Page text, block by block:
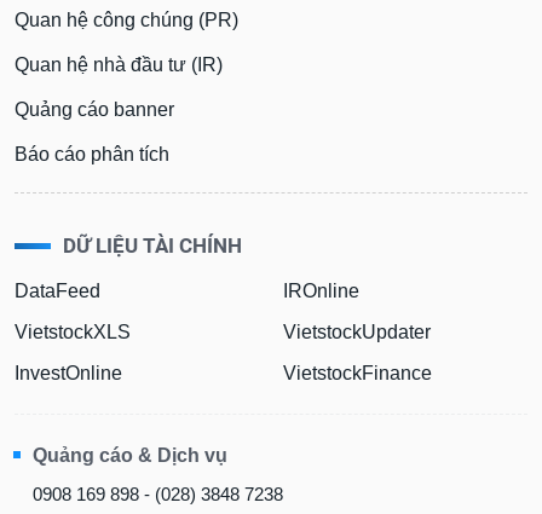
Quan hệ công chúng (PR)
Quan hệ nhà đầu tư (IR)
Quảng cáo banner
Báo cáo phân tích
DỮ LIỆU TÀI CHÍNH
DataFeed
VietstockXLS
InvestOnline
IROnline
VietstockUpdater
VietstockFinance
Quảng cáo & Dịch vụ
0908 169 898 - (028) 3848 7238